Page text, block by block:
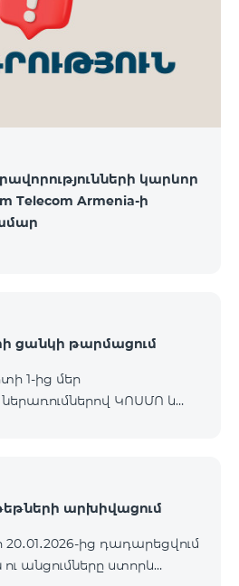
կողմից
ին առաջարկված
էին ծառայությունների
կարևոր
Telecom Armenia-ի
ցանկի թարմացում
1-ից մեր
ԿՈՍՄՈ և
հասանելի
որտեղ դրանց
Այս փոփոխությունը
հարթակի
արխիվացում
ից դադարեցվում
ու անցումները ստորև